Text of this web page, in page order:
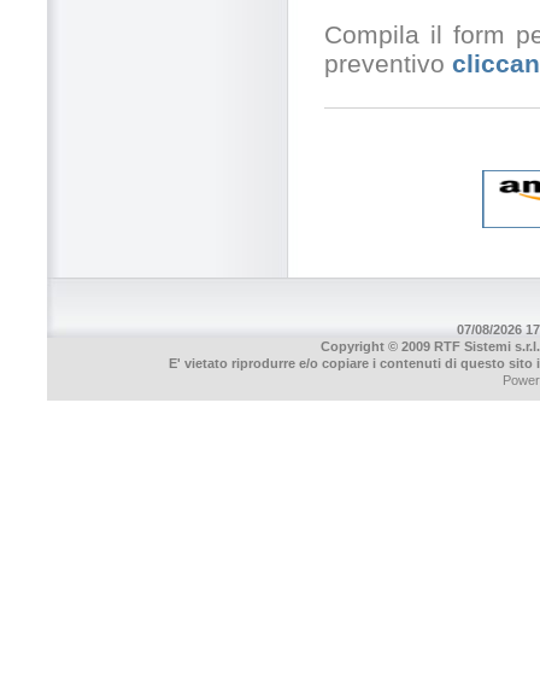
Compila il form
preventivo
07/08/2026
Copyright © 2009 RTF Sistemi
E' vietato riprodurre e/o copiare i contenuti di questo